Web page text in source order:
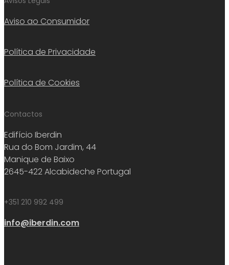
Aviso ao Consumidor
Política de Privacidade
Política de Cookies
Contactos
Edifício Iberdin
Rua do Bom Jardim, 44
Manique de Baixo
2645-422 Alcabideche Portugal
+351 210 992 499
info@iberdin.com